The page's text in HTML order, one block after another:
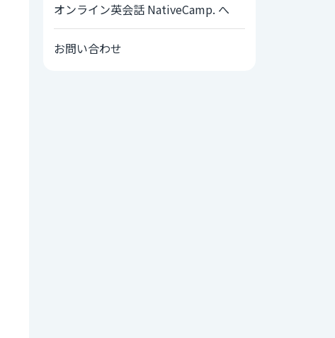
オンライン英会話 NativeCamp. へ
お問い合わせ